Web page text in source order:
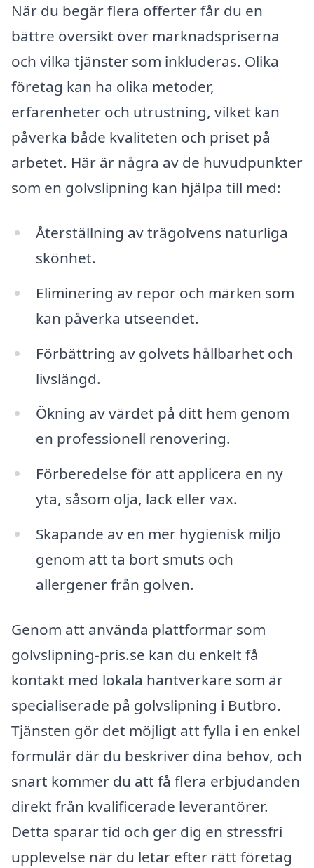
När du begär flera offerter får du en
bättre översikt över marknadspriserna
och vilka tjänster som inkluderas. Olika
företag kan ha olika metoder,
erfarenheter och utrustning, vilket kan
påverka både kvaliteten och priset på
arbetet. Här är några av de huvudpunkter
som en golvslipning kan hjälpa till med:
Återställning av trägolvens naturliga
skönhet.
Eliminering av repor och märken som
kan påverka utseendet.
Förbättring av golvets hållbarhet och
livslängd.
Ökning av värdet på ditt hem genom
en professionell renovering.
Förberedelse för att applicera en ny
yta, såsom olja, lack eller vax.
Skapande av en mer hygienisk miljö
genom att ta bort smuts och
allergener från golven.
Genom att använda plattformar som
golvslipning-pris.se kan du enkelt få
kontakt med lokala hantverkare som är
specialiserade på golvslipning i Butbro.
Tjänsten gör det möjligt att fylla i en enkel
formulär där du beskriver dina behov, och
snart kommer du att få flera erbjudanden
direkt från kvalificerade leverantörer.
Detta sparar tid och ger dig en stressfri
upplevelse när du letar efter rätt företag